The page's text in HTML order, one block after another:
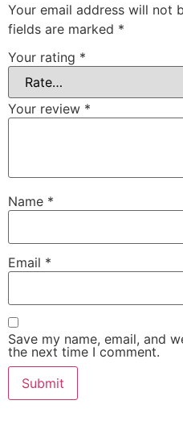
Your email address will not
fields are marked *
Your rating *
Your review *
Name *
Email *
Save my name, email, and
the next time I comment.